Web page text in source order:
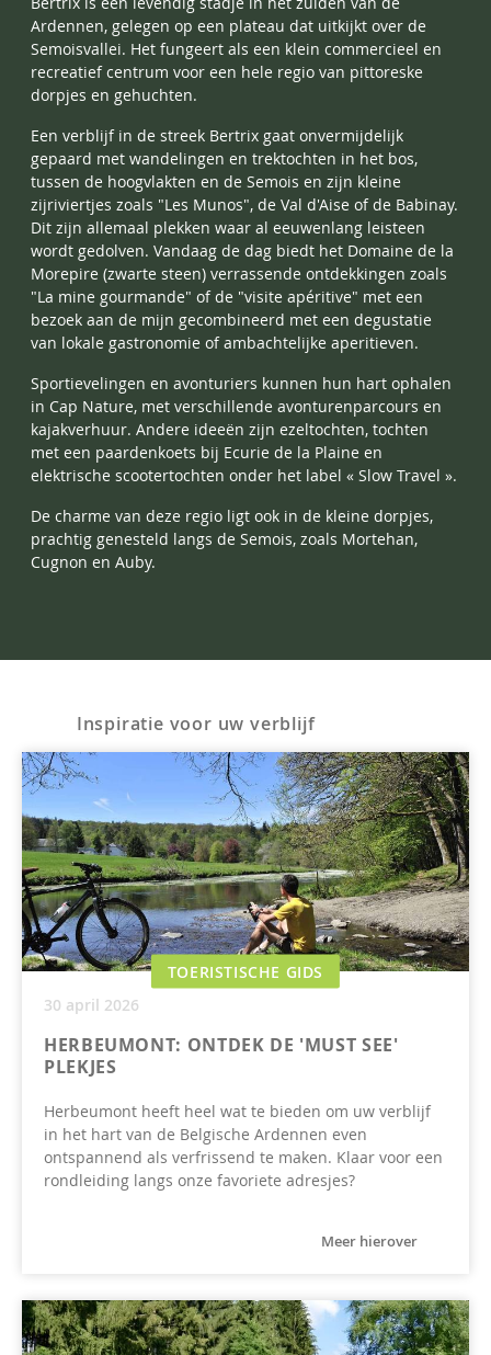
Ardennen, gelegen op een plateau dat uitkijkt over de
Semoisvallei. Het fungeert als een klein commercieel en
recreatief centrum voor een hele regio van pittoreske
dorpjes en gehuchten.
Een verblijf in de streek Bertrix gaat onvermijdelijk
gepaard met wandelingen en trektochten in het bos,
tussen de hoogvlakten en de Semois en zijn kleine
zijriviertjes zoals "Les Munos", de Val d'Aise of de Babinay.
Dit zijn allemaal plekken waar al eeuwenlang leisteen
wordt gedolven. Vandaag de dag biedt het Domaine de la
Morepire (zwarte steen) verrassende ontdekkingen zoals
"La mine gourmande" of de "visite apéritive" met een
bezoek aan de mijn gecombineerd met een degustatie
van lokale gastronomie of ambachtelijke aperitieven.
Sportievelingen en avonturiers kunnen hun hart ophalen
in Cap Nature, met verschillende avonturenparcours en
kajakverhuur. Andere ideeën zijn ezeltochten, tochten
met een paardenkoets bij Ecurie de la Plaine en
elektrische scootertochten onder het label « Slow Travel ».
De charme van deze regio ligt ook in de kleine dorpjes,
prachtig genesteld langs de Semois, zoals Mortehan,
Cugnon en Auby.
Inspiratie voor uw verblijf
TOERISTISCHE GIDS
30 april 2026
HERBEUMONT: ONTDEK DE 'MUST SEE'
PLEKJES
Herbeumont heeft heel wat te bieden om uw verblijf
in het hart van de Belgische Ardennen even
ontspannend als verfrissend te maken. Klaar voor een
rondleiding langs onze favoriete adresjes?
Meer hierover